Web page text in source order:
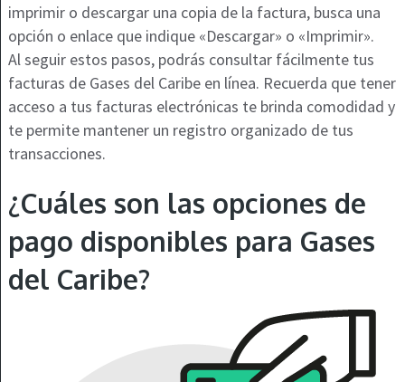
imprimir o descargar una copia de la factura, busca una
opción o enlace que indique «Descargar» o «Imprimir».
Al seguir estos pasos, podrás consultar fácilmente tus
facturas de Gases del Caribe en línea. Recuerda que tener
acceso a tus facturas electrónicas te brinda comodidad y
te permite mantener un registro organizado de tus
transacciones.
¿Cuáles son las opciones de
pago disponibles para Gases
del Caribe?